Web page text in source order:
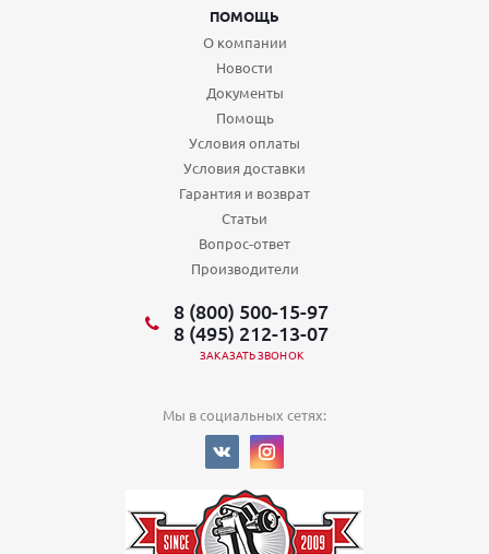
ПОМОЩЬ
О компании
Новости
Документы
Помощь
Условия оплаты
Условия доставки
Гарантия и возврат
Статьи
Вопрос-ответ
Производители
8 (800) 500-15-97
8 (495) 212-13-07
ЗАКАЗАТЬ ЗВОНОК
Мы в социальных сетях: